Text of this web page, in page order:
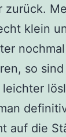
zurück.
klein
so
auf die